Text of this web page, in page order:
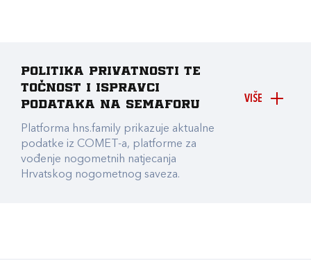
VIŠE
Politika privatnosti te
točnost i ispravci
podataka na Semaforu
Platforma hns.family prikazuje aktualne
podatke iz COMET-a, platforme za
vođenje nogometnih natjecanja
Hrvatskog nogometnog saveza.